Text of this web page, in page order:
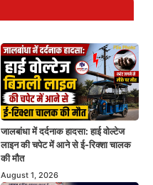
जालबांधा में दर्दनाक हादसा: हाई वोल्टेज
लाइन की चपेट में आने से ई-रिक्शा चालक
की मौत
August 1, 2026